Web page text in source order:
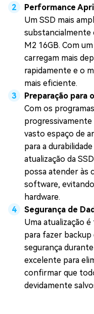
Performance
Um SSD mais
substancialmente
M2 16GB. Com
carregam mais
rapidamente e o
mais eficiente.
Preparação para
Com os
vasto espaço de
para a
atualização da
possa atender às
software,
hardware.
Segurança de
Uma atualização
para fazer backup
segurança
excelente para
confirmar que
devidamente